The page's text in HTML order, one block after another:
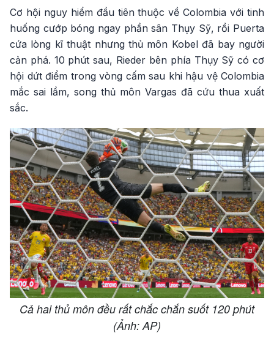
Cơ hội nguy hiểm đầu tiên thuộc về Colombia với tinh
huống cướp bóng ngay phần sân Thụy Sỹ, rồi Puerta
cứa lòng kĩ thuật nhưng thủ môn Kobel đã bay người
cản phá. 10 phút sau, Rieder bên phía Thụy Sỹ có cơ
hội dứt điểm trong vòng cấm sau khi hậu vệ Colombia
mắc sai lầm, song thủ môn Vargas đã cứu thua xuất
sắc.
Cả hai thủ môn đều rất chắc chắn suốt 120 phút
(Ảnh: AP)